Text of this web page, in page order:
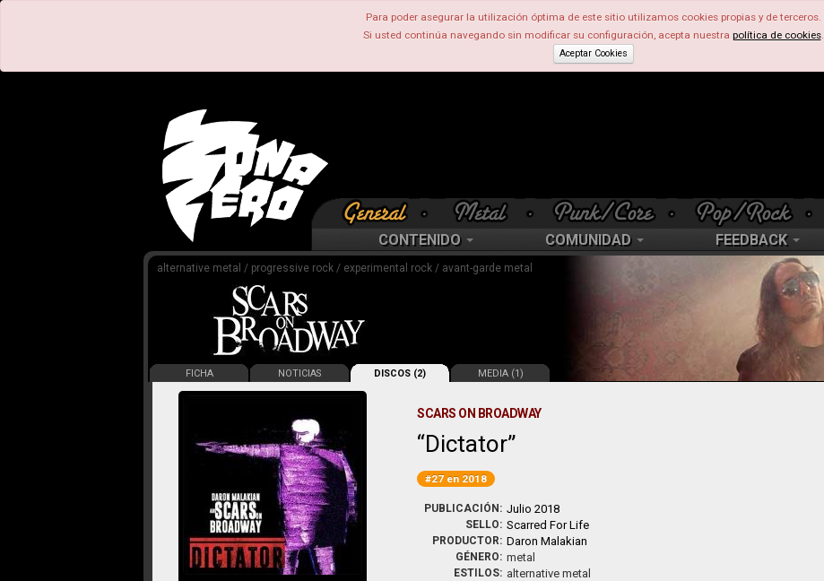
Para poder asegurar la utilización óptima de este sitio utilizamos cookies propias y de terceros.
Si usted continúa navegando sin modificar su configuración, acepta nuestra política de cookies.
Aceptar Cookies
CONTENIDO COMUNIDAD FEEDBACK
alternative metal / progressive rock / experimental rock / avant-garde metal
FICHA NOTICIAS DISCOS (2) MEDIA (1)
SCARS ON BROADWAY
Dictator
#27 en 2018
PUBLICACIÓN: Julio 2018
SELLO: Scarred For Life
PRODUCTOR: Daron Malakian
GÉNERO: metal
ESTILOS: alternative metal